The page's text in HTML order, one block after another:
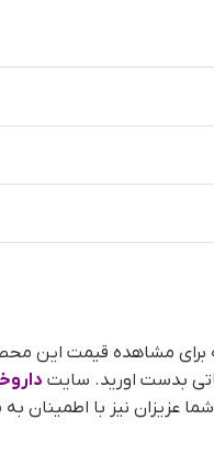
که برای مشاهده قیمت این
بدست اورید. سایت
نیز با اطمینان به